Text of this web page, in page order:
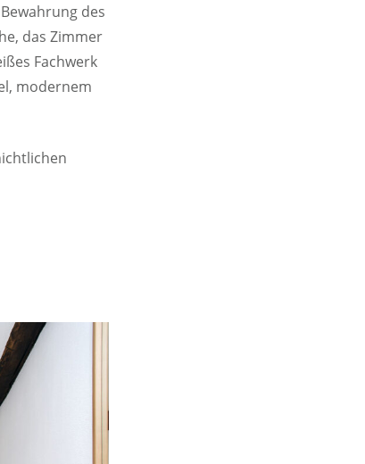
des
das Zimmer
Fachwerk
modernem